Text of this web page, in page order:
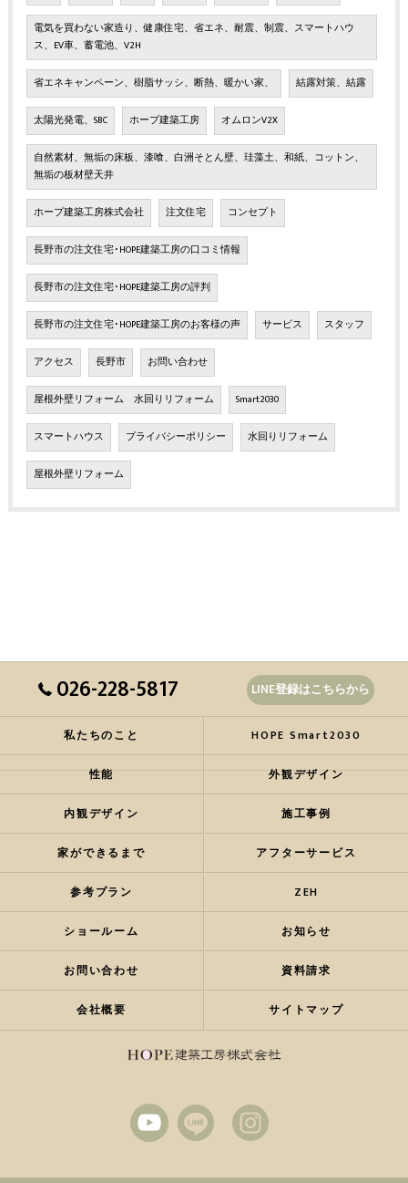
電気を買わない家造り、健康住宅、省エネ、耐震、制震、スマートハウ
ス、EV車、蓄電池、V2H
省エネキャンペーン、樹脂サッシ、断熱、暖かい家、 結露対策、結露
太陽光発電、SBC ホープ建築工房 オムロンV2X
自然素材、無垢の床板、漆喰、白洲そとん壁、珪藻土、和紙、コットン、
無垢の板材壁天井
ホープ建築工房株式会社 注文住宅 コンセプト
長野市の注文住宅･HOPE建築工房の口コミ情報
長野市の注文住宅･HOPE建築工房の評判
長野市の注文住宅･HOPE建築工房のお客様の声 サービス スタッフ
アクセス 長野市 お問い合わせ
屋根外壁リフォーム 水回りリフォーム Smart2030
スマートハウス プライバシーポリシー 水回りリフォーム
屋根外壁リフォーム
026-228-5817 LINE登録はこちらから
私たちのこと HOPE Smart2030
性能 外観デザイン
内観デザイン 施工事例
家ができるまで アフターサービス
参考プラン ZEH
ショールーム お知らせ
お問い合わせ 資料請求
会社概要 サイトマップ